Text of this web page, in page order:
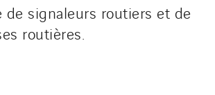
de signaleurs routiers et de
routières.